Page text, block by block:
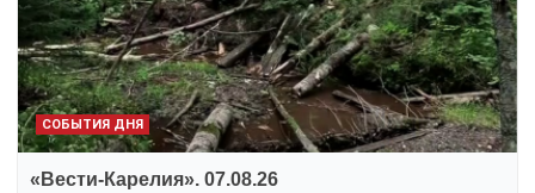
СОБЫТИЯ ДНЯ
«Вести-Карелия». 07.08.26